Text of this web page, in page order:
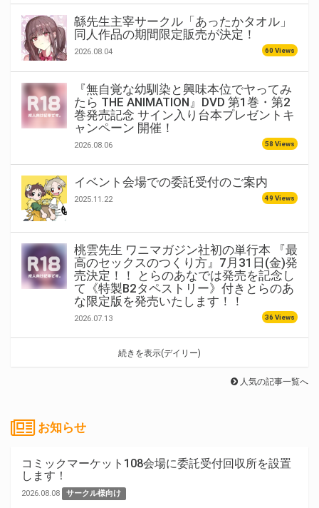
緜先生主宰サークル「あったかタオル」
同人作品の期間限定販売が決定！
2026.08.04 60 Views
『無自覚な幼馴染と興味本位でヤってみ
たら THE ANIMATION』DVD 第1巻・第2
巻発売記念 サイン入り台本プレゼントキ
ャンペーン 開催！
2026.08.06 58 Views
イベント会場での委託受付のご案内
2025.11.22 49 Views
桃雲先生 ワニマガジン社初の単行本 『最
高のセックスのつくり方』7月31日(金)発
売決定！！ とらのあなでは発売を記念し
て《特製B2タペストリー》付きとらのあ
な限定版を発売いたします！！
2026.07.13 36 Views
続きを表示(デイリー)
人気の記事一覧へ
お知らせ
コミックマーケット108会場に委託受付回収所を設置
します！
2026.08.08 サークル様向け